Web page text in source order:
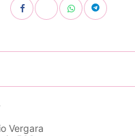
Vergara